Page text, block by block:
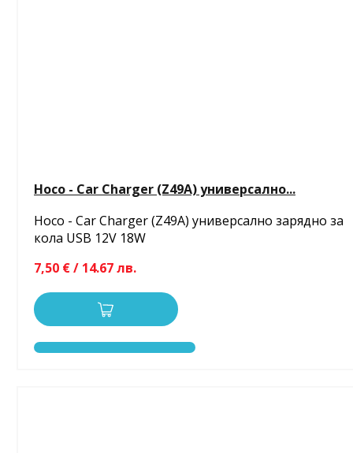
Hoco - Car Charger (Z49A) универсално...
Hoco - Car Charger (Z49A) универсално зарядно за
кола USB 12V 18W
7,50 € / 14.67 лв.